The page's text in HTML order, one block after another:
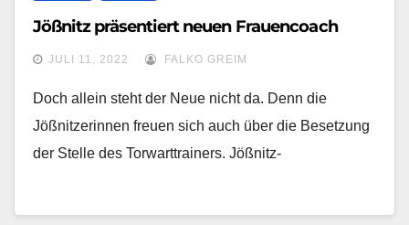
Jößnitz präsentiert neuen Frauencoach
JULI 11, 2022 FALKO GREIM
Doch allein steht der Neue nicht da. Denn die
Jößnitzerinnen freuen sich auch über die Besetzung
der Stelle des Torwarttrainers. Jößnitz-